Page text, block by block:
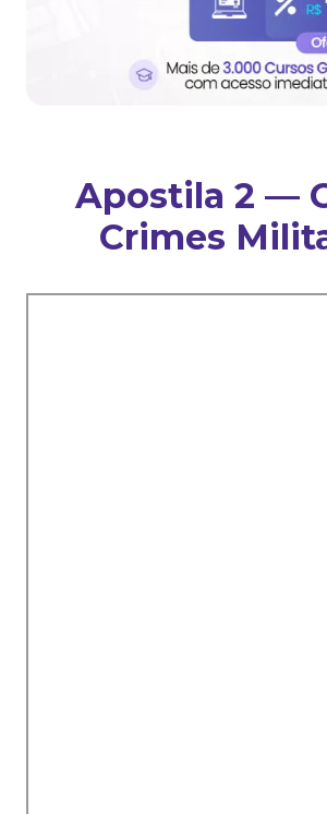
Apostila 2 —
Crimes